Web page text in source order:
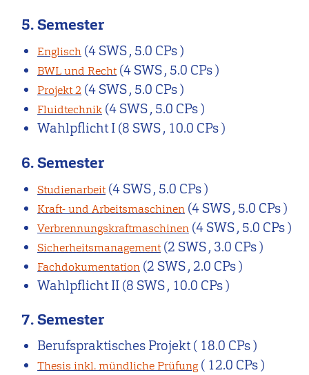
5. Semester
Englisch (4 SWS , 5.0 CPs )
BWL und Recht (4 SWS , 5.0 CPs )
Projekt 2 (4 SWS , 5.0 CPs )
Fluidtechnik (4 SWS , 5.0 CPs )
Wahlpflicht I (8 SWS , 10.0 CPs )
6. Semester
Studienarbeit (4 SWS , 5.0 CPs )
Kraft- und Arbeitsmaschinen (4 SWS , 5.0 CPs )
Verbrennungskraftmaschinen (4 SWS , 5.0 CPs )
Sicherheitsmanagement (2 SWS , 3.0 CPs )
Fachdokumentation (2 SWS , 2.0 CPs )
Wahlpflicht II (8 SWS , 10.0 CPs )
7. Semester
Berufspraktisches Projekt( 18.0 CPs )
Thesis inkl. mündliche Prüfung ( 12.0 CPs )